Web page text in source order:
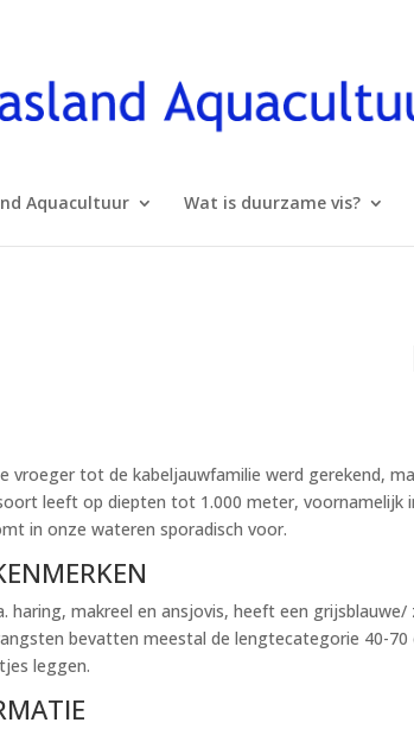
Aquacultuur Wat is duurzame vis?
vroeger tot de kabeljauwfamilie werd gerekend,
leeft op diepten tot 1.000 meter, voornamelijk
in onze wateren sporadisch voor.
haring, makreel en ansjovis, heeft een
bevatten meestal de lengtecategorie 40-
leggen.